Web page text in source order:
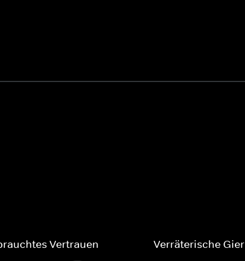
Vertrauen Verräterische Gier